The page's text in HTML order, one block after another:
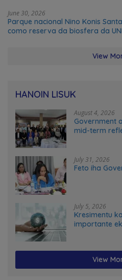
June 30, 2026
Parque nacional Nino Konis
como reserva da biosfera da
View
HANOIN LISUK
August 4, 2026
Government
mid-term
July 31, 2026
Feto iha
July 5, 2026
Kresimentu
importante
View